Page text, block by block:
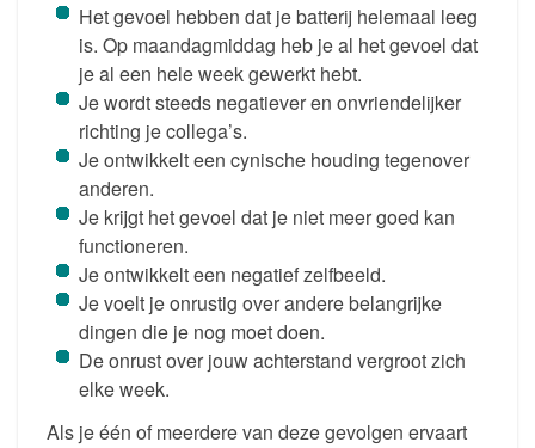
Het gevoel hebben dat je batterij helemaal leeg
is. Op maandagmiddag heb je al het gevoel dat
je al een hele week gewerkt hebt.
Je wordt steeds negatiever en onvriendelijker
richting je collega’s.
Je ontwikkelt een cynische houding tegenover
anderen.
Je krijgt het gevoel dat je niet meer goed kan
functioneren.
Je ontwikkelt een negatief zelfbeeld.
Je voelt je onrustig over andere belangrijke
dingen die je nog moet doen.
De onrust over jouw achterstand vergroot zich
elke week.
Als je één of meerdere van deze gevolgen ervaart